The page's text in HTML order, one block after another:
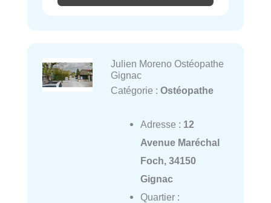
Julien Moreno Ostéopathe
Gignac
Catégorie : Ostéopathe
Adresse : 12
Avenue Maréchal
Foch, 34150
Gignac
Quartier :